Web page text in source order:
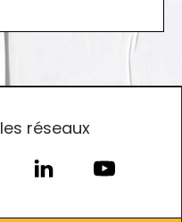
réseaux